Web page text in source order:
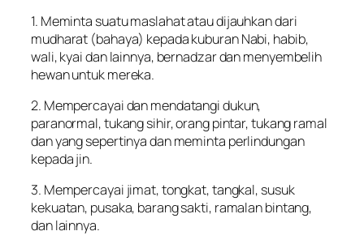
1. Meminta suatu maslahat atau dijauhkan dari
mudharat (bahaya) kepada kuburan Nabi, habib,
wali, kyai dan lainnya, bernadzar dan menyembelih
hewan untuk mereka.
2. Mempercayai dan mendatangi dukun,
paranormal, tukang sihir, orang pintar, tukang ramal
dan yang sepertinya dan meminta perlindungan
kepada jin.
3. Mempercayai jimat, tongkat, tangkal, susuk
kekuatan, pusaka, barang sakti, ramalan bintang,
dan lainnya.